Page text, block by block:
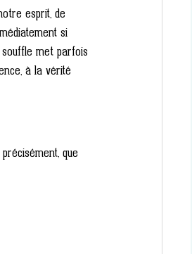
esprit, de
si
met parfois
à la vérité
que